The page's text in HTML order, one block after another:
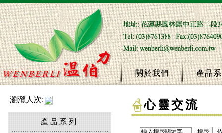
關於我們 產品
瀏灠人次:
產品系列
心靈交流